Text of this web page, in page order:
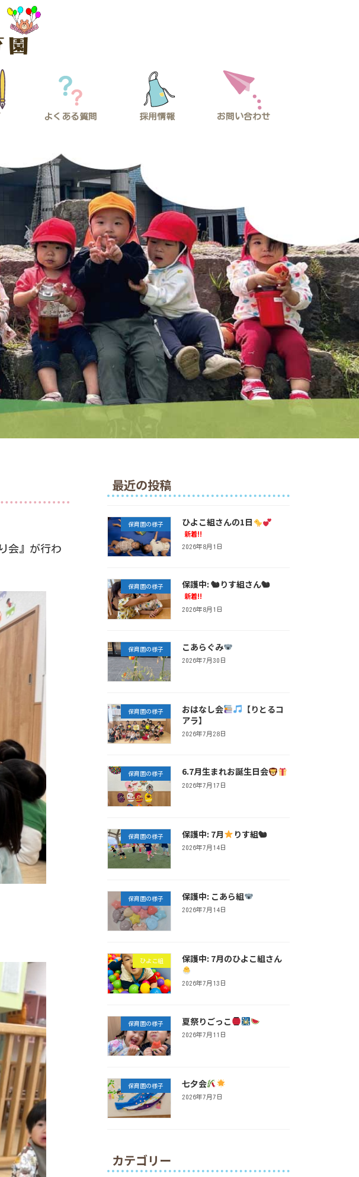
よくある質問 採用情報 お問い合わせ
会』が行わ
最近の投稿
保育園の様子 ひよこ組さんの1日
新着!!
2026年8月1日
保育園の様子 保護中: 🐿りす組さん🐿
新着!!
2026年8月1日
保育園の様子 こあらぐみ
2026年7月30日
保育園の様子 おはなし会
【りとるコ
アラ】
2026年7月28日
保育園の様子 6.7月生まれお誕生日会
2026年7月17日
保育園の様子 保護中: 7月 りす組🐿
2026年7月14日
保育園の様子 保護中: こあら組
2026年7月14日
ひよこ組 保護中: 7月のひよこ組さん
2026年7月13日
保育園の様子 夏祭りごっこ
2026年7月11日
保育園の様子 七夕会
2026年7月7日
カテゴリー